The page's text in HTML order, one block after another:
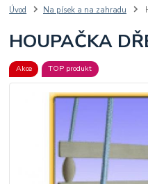
Úvod Na písek a na zahradu
HOUPAČKA
Akce TOP produkt